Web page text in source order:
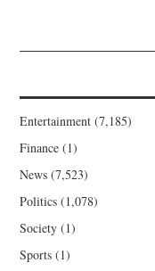
Entertainment (7,185)
Finance (1)
News (7,523)
Politics (1,078)
Society (1)
Sports (1)